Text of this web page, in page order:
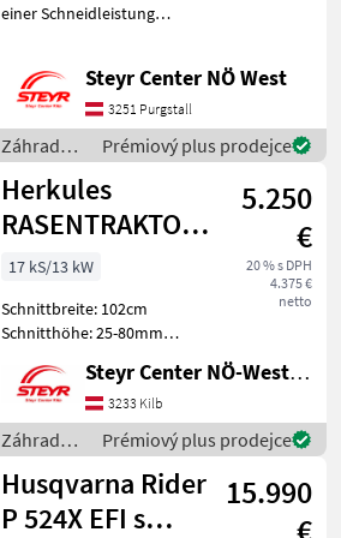
einer Schneidleistung
Dieprofessionelle Qualität
und Leistung dieser Akku-
Sense bewältigt dichtes
Gras
Steyr Center NÖ West
3251 Purgstall
Záhradné
stroje /
Husqvarna
Prémiový plus prodejce
Herkules
RASENTRAKTOR
HT 102-21 HD
NEO
5.250
€
20 % s DPH
4.375 €
netto
17 kS/13 kW
Schnittbreite: 102cm
Schnitthöhe: 25-80mm
Fangbox: 320l Záhradné
stroje Trávnikový traktor
Steyr Center NÖ-West - Standort Kilb
3233 Kilb
Záhradné
stroje /
Herkules
Prémiový plus prodejce
Husqvarna Rider
P 524X EFI s
15.990